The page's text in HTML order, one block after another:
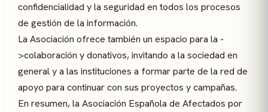
confidencialidad y la seguridad en todos los procesos
de gestión de la información.
La Asociación ofrece también un espacio para la -
>colaboración y donativos, invitando a la sociedad en
general y a las instituciones a formar parte de la red de
apoyo para continuar con sus proyectos y campañas.
En resumen, la Asociación Española de Afectados por